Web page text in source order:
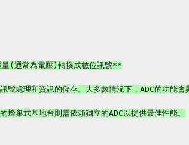
量(通常為電壓)轉換成數位訊號**
處理和資訊的儲存。大多數情況下，ADC的功能
巢式基地台則需依賴獨立的ADC以提供最佳性能。